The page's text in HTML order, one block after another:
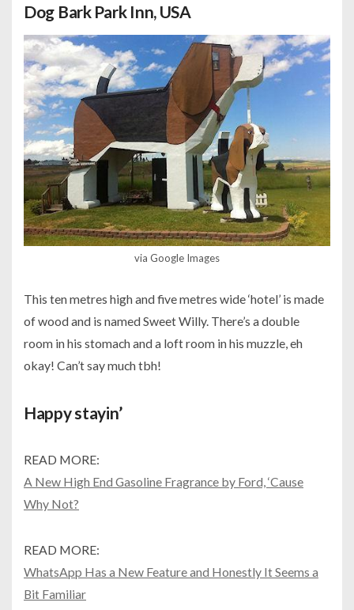
Dog Bark Park Inn, USA
via Google Images
This ten metres high and five metres wide ‘hotel’ is made
of wood and is named Sweet Willy. There’s a double
room in his stomach and a loft room in his muzzle, eh
okay! Can’t say much tbh!
Happy stayin’
READ MORE:
A New High End Gasoline Fragrance by Ford, ‘Cause
Why Not?
READ MORE:
WhatsApp Has a New Feature and Honestly It Seems a
Bit Familiar